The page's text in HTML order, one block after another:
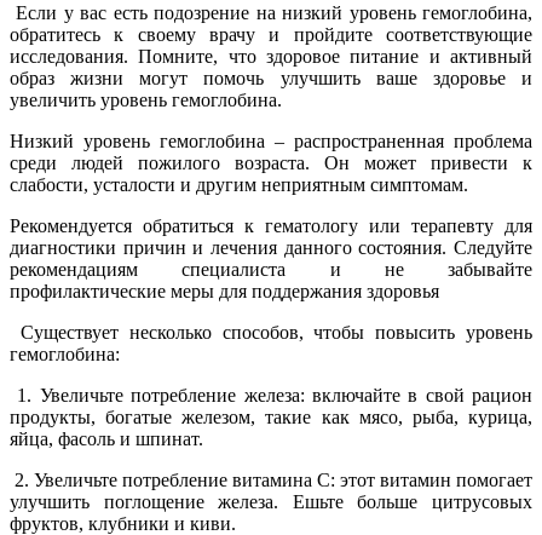
Если у вас есть подозрение на низкий уровень гемоглобина,
обратитесь к своему врачу и пройдите соответствующие
исследования. Помните, что здоровое питание и активный
образ жизни могут помочь улучшить ваше здоровье и
увеличить уровень гемоглобина.
Низкий уровень гемоглобина – распространенная проблема
среди людей пожилого возраста. Он может привести к
слабости, усталости и другим неприятным симптомам.
Рекомендуется обратиться к гематологу или терапевту для
диагностики причин и лечения данного состояния. Следуйте
рекомендациям специалиста и не забывайте
профилактические меры для поддержания здоровья
Существует несколько способов, чтобы повысить уровень
гемоглобина:
1. Увеличьте потребление железа: включайте в свой рацион
продукты, богатые железом, такие как мясо, рыба, курица,
яйца, фасоль и шпинат.
2. Увеличьте потребление витамина С: этот витамин помогает
улучшить поглощение железа. Ешьте больше цитрусовых
фруктов, клубники и киви.